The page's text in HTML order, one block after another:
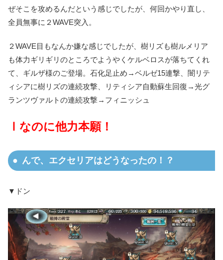
ぜそこを攻めるんだという感じでしたが、何回かやり直し、
全員無事に２WAVE突入。
２WAVE目もなんか嫌な感じでしたが、樹リズも樹ルメリア
も体力ギリギリのところでようやくケルベロスが落ちてくれ
て、ギルザ様のご登場。石化足止め→ベルゼ15連撃、闇リテ
ィシアに樹リズの連続攻撃、リティシア自動蘇生回復→光グ
ランツヴァルトの連続攻撃→フィニッシュ
Ⅰなのに他力本願！
んで、エクセリアはどうなったの！？
▼ドン